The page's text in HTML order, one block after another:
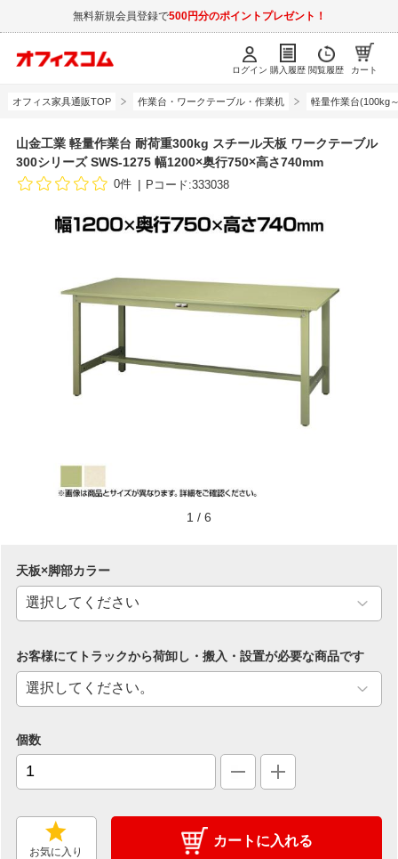
無料新規会員登録で500円分のポイントプレゼント！
ログイン 購入履歴 閲覧履歴 カート
オフィス家具通販TOP 作業台・ワークテーブル・作業机 軽量作業台(100kg
山金工業 軽量作業台 耐荷重300kg スチール天板 ワークテーブル
300シリーズ SWS-1275 幅1200×奥行750×高さ740mm
0件 Pコード:333038
1 / 6
天板×脚部カラー
お客様にてトラックから荷卸し・搬入・設置が必要な商品です
個数
お気に入り
カートに入れる